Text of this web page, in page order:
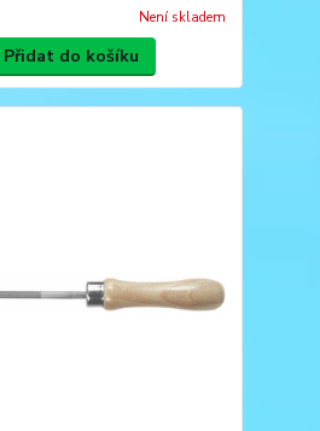
Není skladem
Přidat do košíku